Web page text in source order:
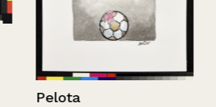
Pelota